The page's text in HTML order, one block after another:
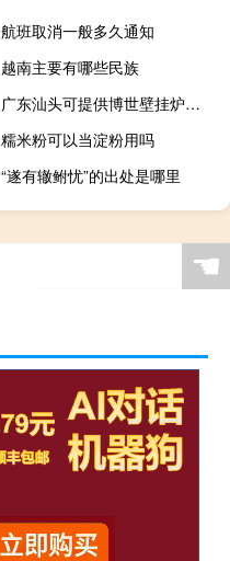
航班取消一般多久通知
越南主要有哪些民族
广东汕头可提供博世壁挂炉维修服务地址在哪
糯米粉可以当淀粉用吗
“遂有辙鲋忧”的出处是哪里
☚